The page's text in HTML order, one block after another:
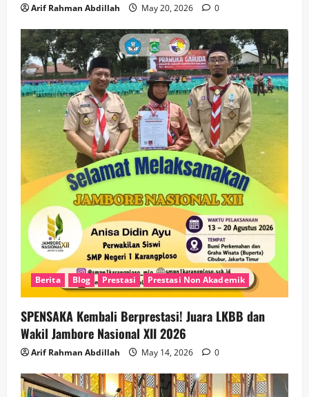
Arif Rahman Abdillah May 20, 2026 0
Berita Blog Prestasi Prestasi Non Akademik
SPENSAKA Kembali Berprestasi! Juara LKBB dan
Wakil Jambore Nasional XII 2026
Arif Rahman Abdillah May 14, 2026 0